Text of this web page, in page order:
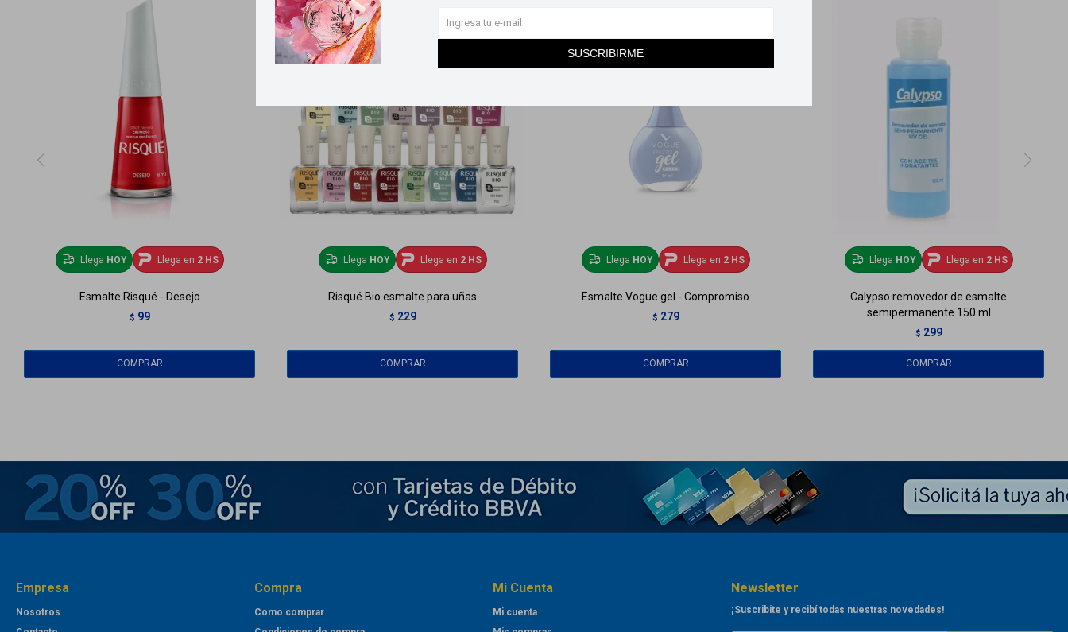
SUSCRIBIRME
Llega HOY Llega en 2 HS
Esmalte Risqué - Desejo
$ 99
Llega HOY Llega en 2 HS
Risqué Bio esmalte para uñas
$ 229
Llega HOY Llega en 2 HS
Esmalte Vogue gel - Compromiso
$ 279
Llega HOY Llega en 2 HS
Calypso removedor de esmalte
semipermanente 150 ml
$ 299
Empresa
Nosotros
Compra
Como comprar
Mi Cuenta
Mi cuenta
Newsletter
¡Suscribite y recibí todas nuestras novedades!